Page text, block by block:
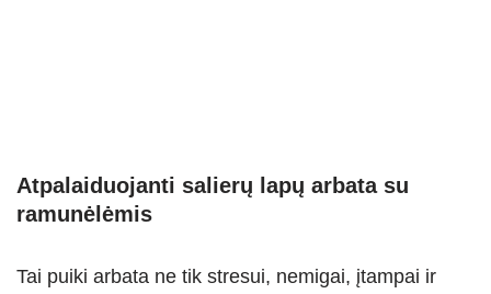
Atpalaiduojanti salierų lapų arbata su
ramunėlėmis
Tai puiki arbata ne tik stresui, nemigai, įtampai ir